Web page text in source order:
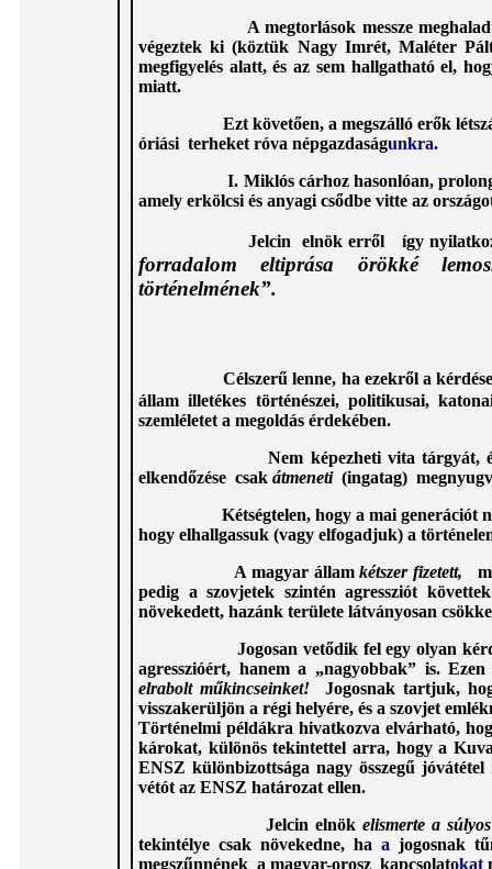
A megtorlások messze meghaladták a
végeztek ki (köztük Nagy Imrét, Maléter
megfigyelés alatt, és az sem hallgatható el,
miatt.
Ezt követően, a megszálló erők
óriási terheket róva népgazdaságunkra.
I. Miklós cárhoz hasonlóan, prolongálták
amely erkölcsi és anyagi csődbe vitte az
Jelcin elnök erről így nyilatkozott
forradalom eltiprása örökké
történelmének”.
Célszerű lenne, ha ezekről a
állam illetékes történészei, politikusai,
szemléletet a megoldás érdekében.
Nem képezheti vita tárgyát, és
elkendőzése csak átmeneti (ingatag) me
Kétségtelen, hogy a mai generációt nem
hogy elhallgassuk (vagy elfogadjuk) a
A magyar államkétszer fizetett,
pedig a szovjetek szintén agressziót
növekedett, hazánk területe látványosan
Jogosan vetődik fel egy olyan kérdés
agresszióért, hanem a „nagyobbak” is.
elrabolt műkincseinket! Jogosnak tartjuk,
visszakerüljön a régi helyére, és a szovjet
Történelmi példákra hivatkozva elvárható,
károkat, különös tekintettel arra, hogy a
ENSZ különbizottsága nagy összegű jóvátétel
vétót az ENSZ határozat ellen.
Jelcin elnökelismerte a
tekintélye csak növekedne, ha a jogosnak
megszűnnének a magyar-orosz kapcsolatokat